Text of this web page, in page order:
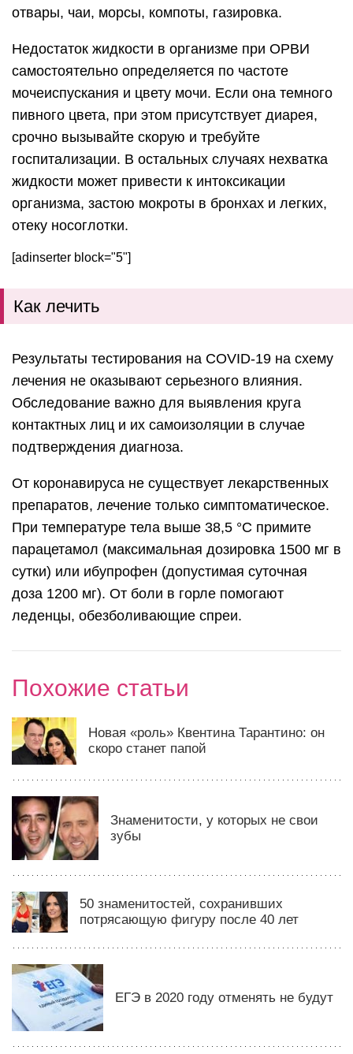
отвары, чаи, морсы, компоты, газировка.
Недостаток жидкости в организме при ОРВИ
самостоятельно определяется по частоте
мочеиспускания и цвету мочи. Если она темного
пивного цвета, при этом присутствует диарея,
срочно вызывайте скорую и требуйте
госпитализации. В остальных случаях нехватка
жидкости может привести к интоксикации
организма, застою мокроты в бронхах и легких,
отеку носоглотки.
[adinserter block="5"]
Как лечить
Результаты тестирования на COVID-19 на схему
лечения не оказывают серьезного влияния.
Обследование важно для выявления круга
контактных лиц и их самоизоляции в случае
подтверждения диагноза.
От коронавируса не существует лекарственных
препаратов, лечение только симптоматическое.
При температуре тела выше 38,5 °С примите
парацетамол (максимальная дозировка 1500 мг в
сутки) или ибупрофен (допустимая суточная
доза 1200 мг). От боли в горле помогают
леденцы, обезболивающие спреи.
Похожие статьи
Новая «роль» Квентина Тарантино: он
скоро станет папой
Знаменитости, у которых не свои
зубы
50 знаменитостей, сохранивших
потрясающую фигуру после 40 лет
ЕГЭ в 2020 году отменять не будут